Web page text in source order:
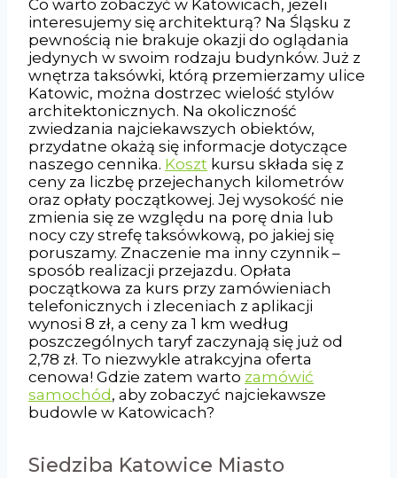
Co warto zobaczyć w Katowicach, jeżeli
interesujemy się architekturą? Na Śląsku z
pewnością nie brakuje okazji do oglądania
jedynych w swoim rodzaju budynków. Już z
wnętrza taksówki, którą przemierzamy ulice
Katowic, można dostrzec wielość stylów
architektonicznych. Na okoliczność
zwiedzania najciekawszych obiektów,
przydatne okażą się informacje dotyczące
naszego cennika. Koszt kursu składa się z
ceny za liczbę przejechanych kilometrów
oraz opłaty początkowej. Jej wysokość nie
zmienia się ze względu na porę dnia lub
nocy czy strefę taksówkową, po jakiej się
poruszamy. Znaczenie ma inny czynnik –
sposób realizacji przejazdu. Opłata
początkowa za kurs przy zamówieniach
telefonicznych i zleceniach z aplikacji
wynosi 8 zł, a ceny za 1 km według
poszczególnych taryf zaczynają się już od
2,78 zł. To niezwykle atrakcyjna oferta
cenowa! Gdzie zatem warto zamówić
samochód, aby zobaczyć najciekawsze
budowle w Katowicach?
Siedziba Katowice Miasto